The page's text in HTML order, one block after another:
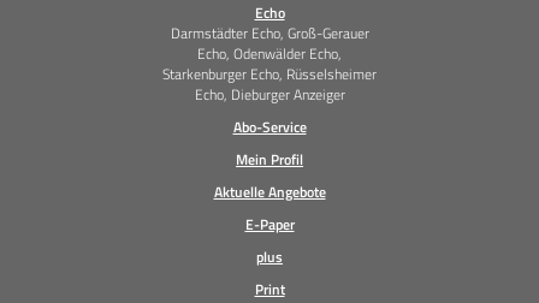
Echo
Darmstädter Echo, Groß-Gerauer
Echo, Odenwälder Echo,
Starkenburger Echo, Rüsselsheimer
Echo, Dieburger Anzeiger
Abo-Service
Mein Profil
Aktuelle Angebote
E-Paper
plus
Print